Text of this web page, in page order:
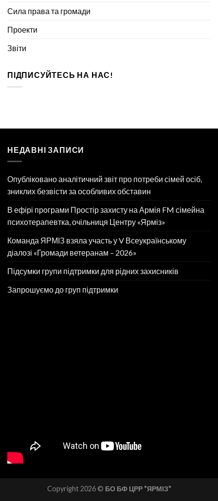
Сила права та громади
Проекти
Звіти
ПІДПИСУЙТЕСЬ НА НАС!
НЕДАВНІ ЗАПИСИ
Опубліковано аналітичний звіт про потреби сімей осіб,
зниклих безвісти за особливих обставин
В ефірі програми Простір захисту на Армія FM сімейна
психотерапевтка, очільниця Центру «Ярміз»
Команда ЯРМІЗ взяла участь у V Всеукраїнському
діалозі «Громади ветеранам – 2026»
Підсумки групи підтримки для рідних захисників
Запрошуємо до груп підтримки
Copyright 2026 © БО БФ ЦРР "ЯРМІЗ"